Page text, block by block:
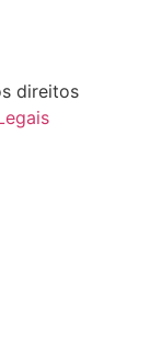
direitos